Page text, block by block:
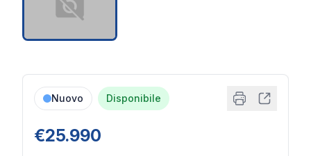
Nuovo Disponibile
€25.990